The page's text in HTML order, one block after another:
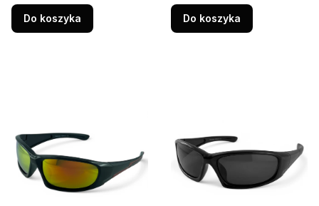
oprawka ze złoto-żółtą
soczewką
Do koszyka
oprawka z niebieską
soczewką
Do koszyka